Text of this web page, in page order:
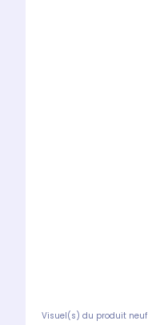
Visuel(s) du produit neuf